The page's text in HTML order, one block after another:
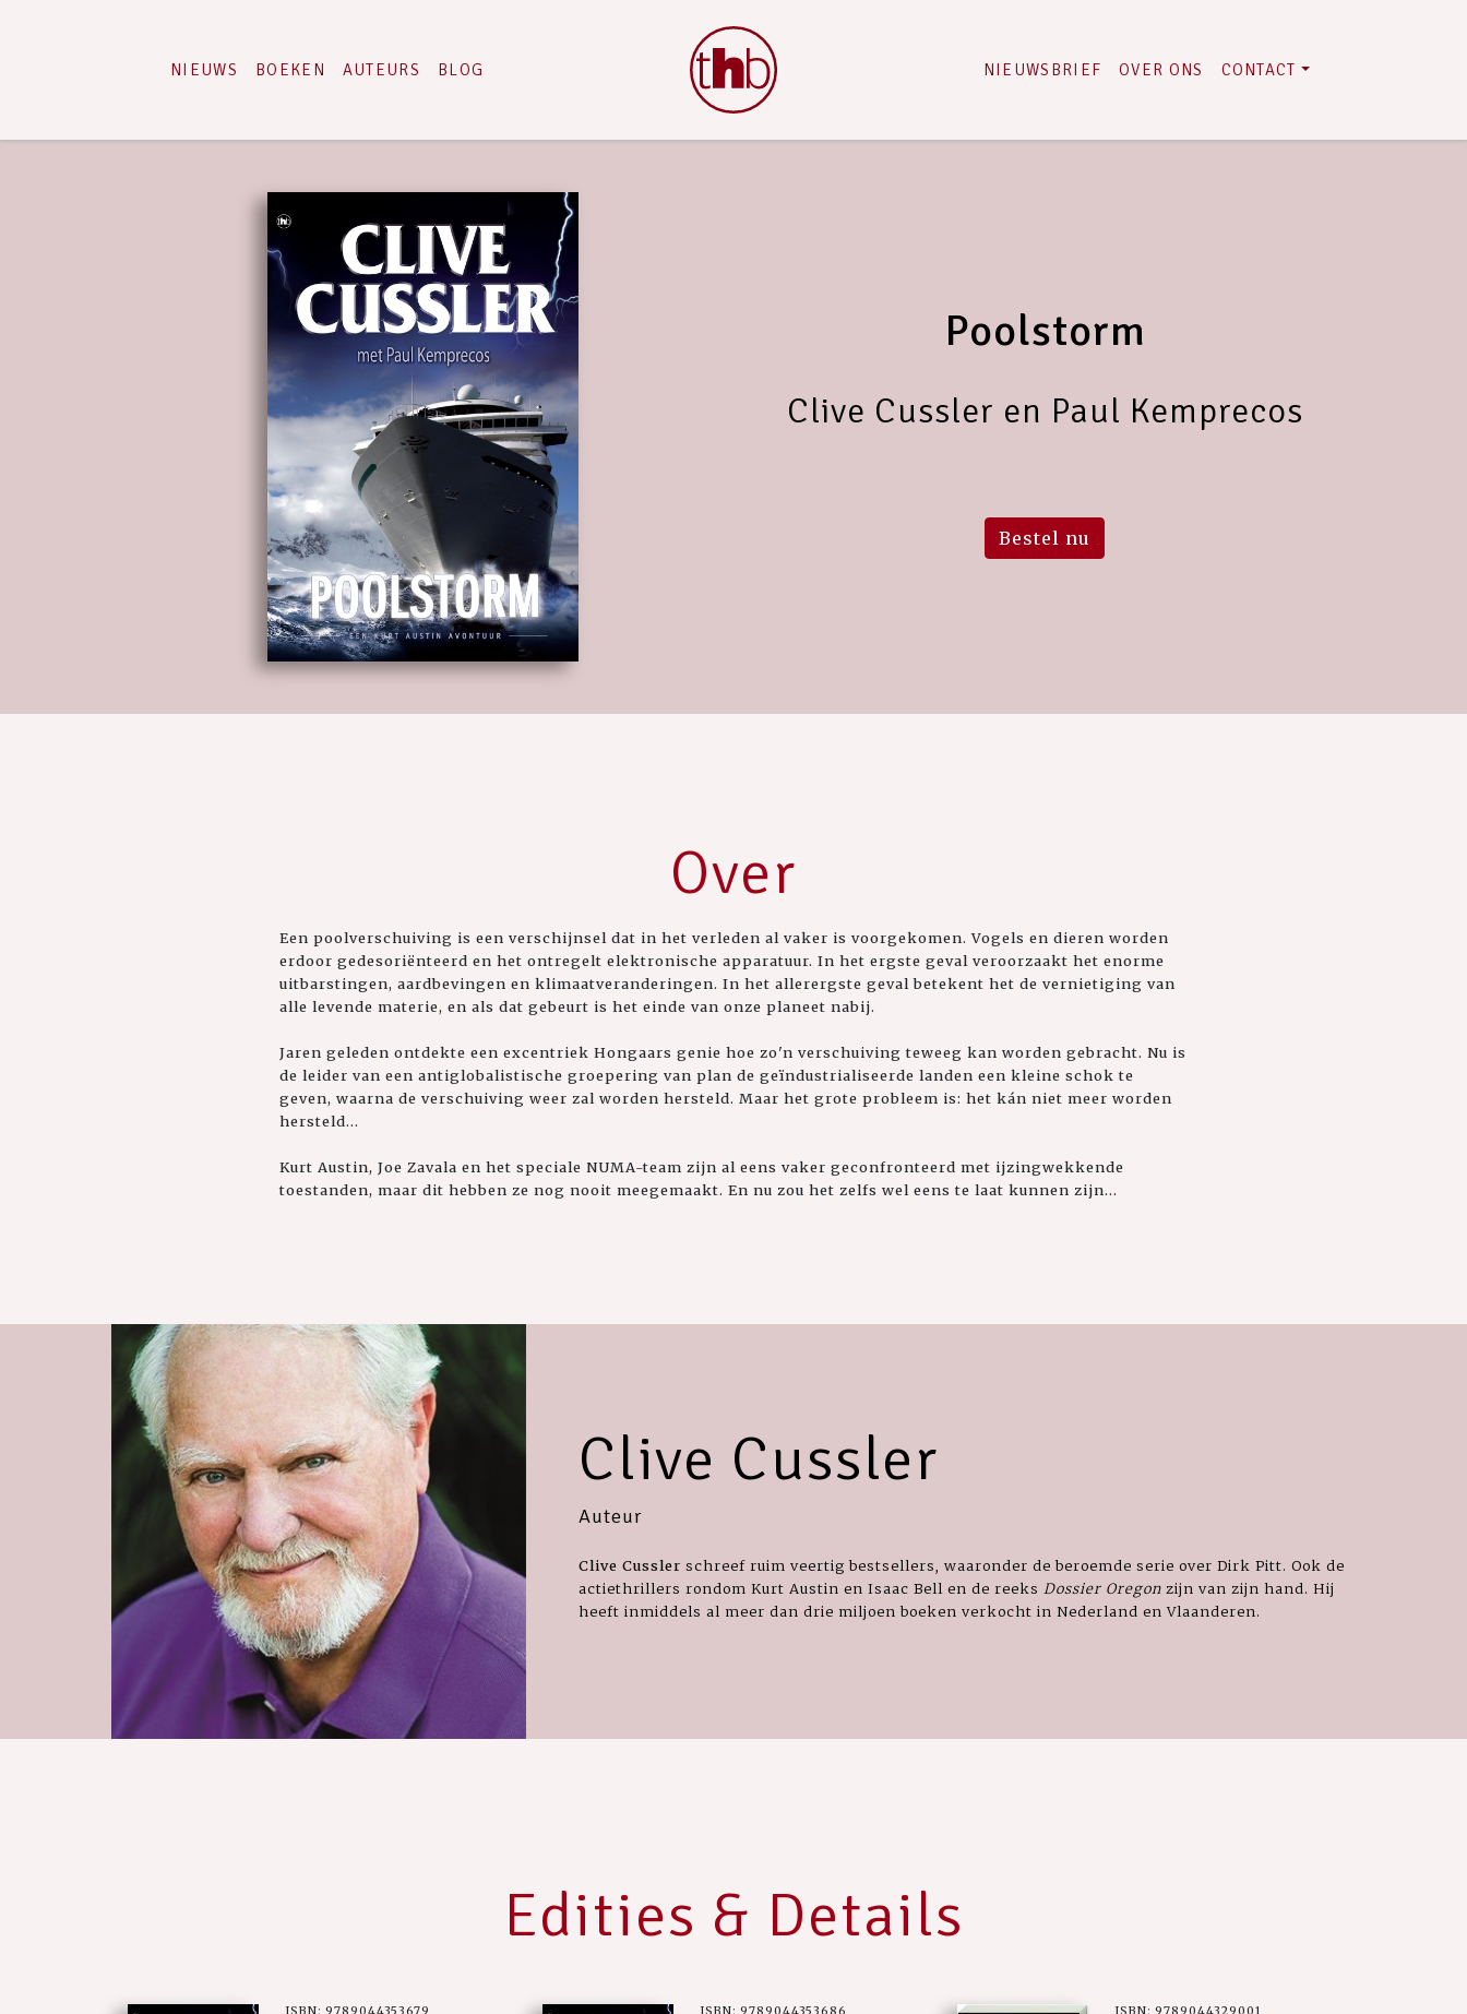
NIEUWS BOEKEN AUTEURS BLOG NIEUWSBRIEF OVER ONS CONTACT
Poolstorm
Clive Cussler en Paul Kemprecos
Bestel nu
Over
Een poolverschuiving is een verschijnsel dat in het verleden al vaker is voorgekomen. Vogels en dieren worden
erdoor gedesoriënteerd en het ontregelt elektronische apparatuur. In het ergste geval veroorzaakt het enorme
uitbarstingen, aardbevingen en klimaatveranderingen. In het allerergste geval betekent het de vernietiging van
alle levende materie, en als dat gebeurt is het einde van onze planeet nabij.
Jaren geleden ontdekte een excentriek Hongaars genie hoe zo'n verschuiving teweeg kan worden gebracht. Nu is
de leider van een antiglobalistische groepering van plan de geïndustrialiseerde landen een kleine schok te
geven, waarna de verschuiving weer zal worden hersteld. Maar het grote probleem is: het kán niet meer worden
hersteld...
Kurt Austin, Joe Zavala en het speciale NUMA-team zijn al eens vaker geconfronteerd met ijzingwekkende
toestanden, maar dit hebben ze nog nooit meegemaakt. En nu zou het zelfs wel eens te laat kunnen zijn...
Clive Cussler
Auteur
Clive Cussler schreef ruim veertig bestsellers, waaronder de beroemde serie over Dirk Pitt. Ook de
actiethrillers rondom Kurt Austin en Isaac Bell en de reeks Dossier Oregon zijn van zijn hand. Hij
heeft inmiddels al meer dan drie miljoen boeken verkocht in Nederland en Vlaanderen.
Edities & Details